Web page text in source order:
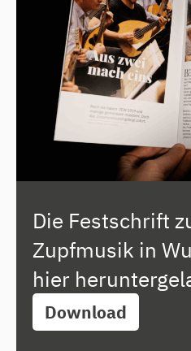
Die Festschrift
Zupfmusik in
hier
Download